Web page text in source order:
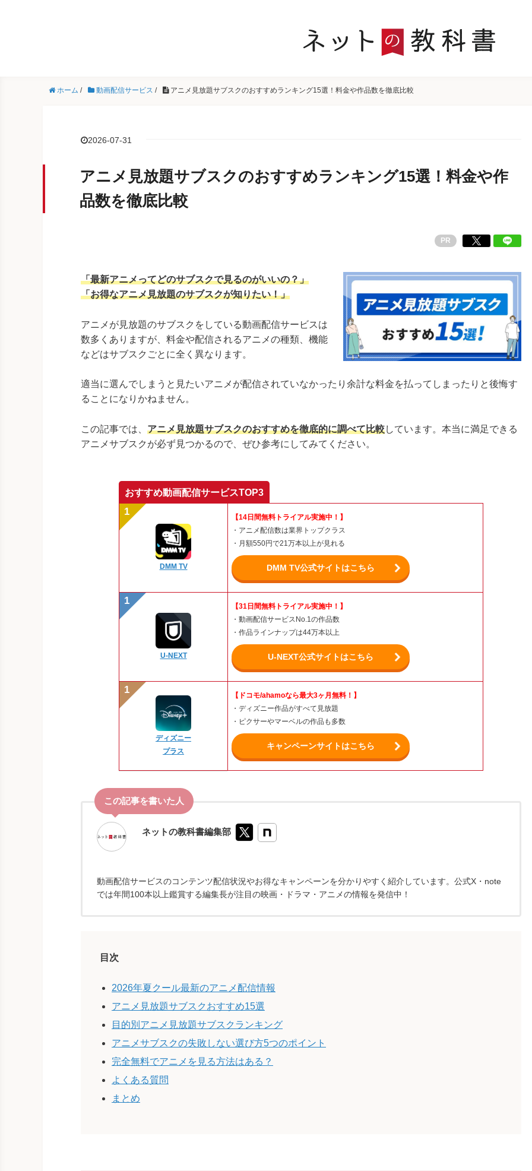
ホーム / 動画配信サービス / アニメ見放題サブスクのおすすめランキング15選！料金や作品数を徹底比較
2026-07-31
アニメ見放題サブスクのおすすめランキング15選！料金や作
品数を徹底比較
PR
「最新アニメってどのサブスクで見るのがいいの？」
「お得なアニメ見放題のサブスクが知りたい！」
アニメが見放題のサブスクをしている動画配信サービスは
数多くありますが、料金や配信されるアニメの種類、機能
などはサブスクごとに全く異なります。
適当に選んでしまうと見たいアニメが配信されていなかったり余計な料金を払ってしまったりと後悔す
ることになりかねません。
この記事では、 アニメ見放題サブスクのおすすめを徹底的に調べて比較しています。本当に満足できる
アニメサブスクが必ず見つかるので、ぜひ参考にしてみてください。
おすすめ動画配信サービスTOP3
DMM TV
【14日間無料トライアル実施中！】
・アニメ配信数は業界トップクラス
・月額550円で21万本以上が見れる
DMM TV公式サイトはこちら
U-NEXT
【31日間無料トライアル実施中！】
・動画配信サービスNo.1の作品数
・作品ラインナップは44万本以上
U-NEXT公式サイトはこちら
ディズニー
プラス
【ドコモ/ahamoなら最大3ヶ月無料！】
・ディズニー作品がすべて見放題
・ピクサーやマーベルの作品も多数
キャンペーンサイトはこちら
ネットの教科書編集部
動画配信サービスのコンテンツ配信状況やお得なキャンペーンを分かりやすく紹介しています。公式X・note
では年間100本以上鑑賞する編集長が注目の映画・ドラマ・アニメの情報を発信中！
目次
2026年夏クール最新のアニメ配信情報
アニメ見放題サブスクおすすめ15選
目的別アニメ見放題サブスクランキング
アニメサブスクの失敗しない選び方5つのポイント
完全無料でアニメを見る方法はある？
よくある質問
まとめ